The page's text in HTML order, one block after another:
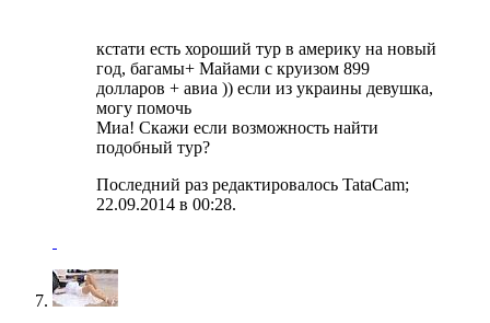
кстати есть хороший тур в америку на новый
год, багамы+ Майами с круизом 899
долларов + авиа )) если из украины девушка,
могу помочь
Миа! Скажи если возможность найти
подобный тур?
Последний раз редактировалось TataCam;
22.09.2014 в 00:28.